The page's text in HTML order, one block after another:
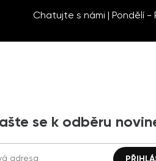
Chatujte s námi | Pondělí -
se k odběru